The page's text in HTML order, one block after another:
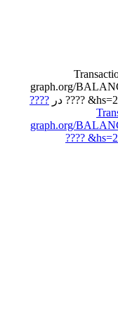
????
graph.org/
در ????
graph.org/